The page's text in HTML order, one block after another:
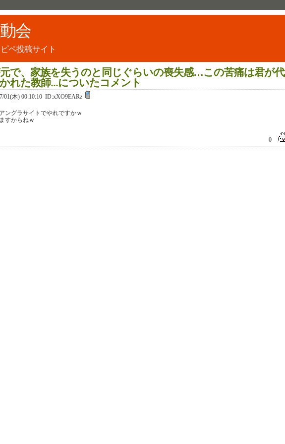
会
ペ投稿サイト
元で、家族を失うのと同じぐらいの喪失感…この苦痛は君が代
れた教師...についたコメント
01(木) 00:10:10 ID:xXO9EARz
ングラサイトでやれですかｗ
すからねｗ
0